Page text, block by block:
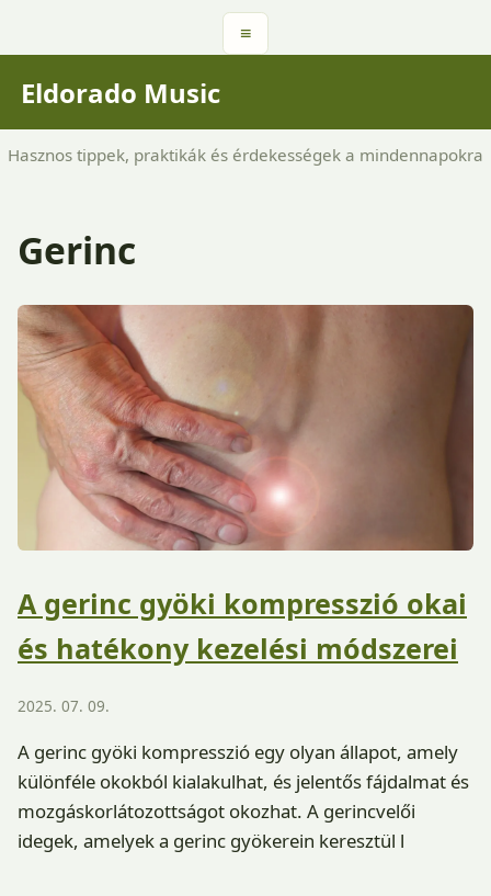
≡
Eldorado Music
Hasznos tippek, praktikák és érdekességek a mindennapokra
Gerinc
A gerinc gyöki kompresszió okai
és hatékony kezelési módszerei
2025. 07. 09.
A gerinc gyöki kompresszió egy olyan állapot, amely
különféle okokból kialakulhat, és jelentős fájdalmat és
mozgáskorlátozottságot okozhat. A gerincvelői
idegek, amelyek a gerinc gyökerein keresztül l